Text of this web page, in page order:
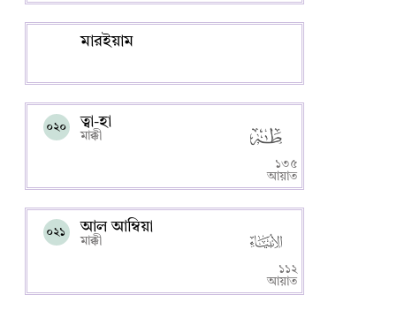
মারইয়াম
০২০ ত্বা-হা
মাক্কী
১৩৫
আয়াত
০২১ আল আম্বিয়া
মাক্কী
১১২
আয়াত